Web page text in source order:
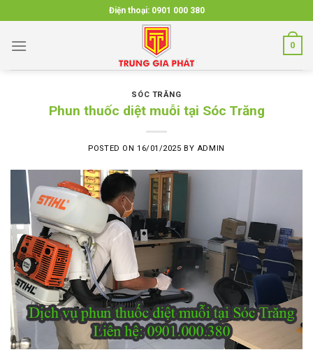
to
content
Điện thoại: 0901 000 380
0
SÓC TRĂNG
Phun thuốc diệt muỗi tại Sóc Trăng
POSTED ON 16/01/2025 BY ADMIN